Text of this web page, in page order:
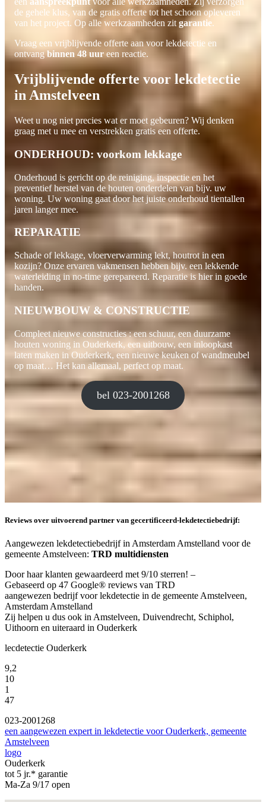
de gehele klus, van de gratis offerte tot het schoon opleveren
van het project. Op alle werkzaamheden zitgarantie.
Vraag een vrijblijvende offerte aan voor lekdetectie en
ontvangbinnen 48 uur een reactie.
Vrijblijvende offerte voor lekdetectie
in Amstelveen
Weet u nog niet precies wat er moet gebeuren? Wij denken
graag met u mee en verstrekken gratis een offerte.
ONDERHOUD: voorkom lekkage
Onderhoud is gericht op de reiniging, inspectie en het
preventief herstel van de houten onderdelen van bijv. uw
woning. Uw woning gaat door het juiste onderhoud tientallen
jaren langer mee.
REPARATIE
Schade of lekkage, vloerverwarming lekt, houtrot in een
kozijn? Onze ervaren vakmensen hebben bijv. een lekkende
waterleiding in no-time gerepareerd. Reparatie is hier in goede
handen.
NIEUWBOUW & CONSTRUCTIE
Compleet nieuwe constructies : een schuur, een duurzame
houten woning in Ouderkerk, een uitbouw, een inloopkast
laten maken in Ouderkerk, een nieuwe keuken of wandmeubel
op maat… Het kan allemaal, perfect op maat.
bel 023-2001268
Reviews over uitvoerend partner van gecertificeerd-lekdetectiebedrijf:
Aangewezen lekdetectiebedrijf in Amsterdam Amstelland voor de
gemeente Amstelveen: TRD multidiensten
Door haar klanten gewaardeerd met 9/10 sterren! –
Gebaseerd op 47 Google® reviews van TRD
aangewezen bedrijf voor lekdetectie in de gemeente Amstelveen,
Amsterdam Amstelland
Zij helpen u dus ook in Amstelveen, Duivendrecht, Schiphol,
Uithoorn en uiteraard in Ouderkerk
lecdetectie Ouderkerk
9,2
10
1
47
023-2001268
een aangewezen expert in lekdetectie voor Ouderkerk, gemeente
Amstelveen
logo
Ouderkerk
tot 5 jr.* garantie
Ma-Za 9/17 open